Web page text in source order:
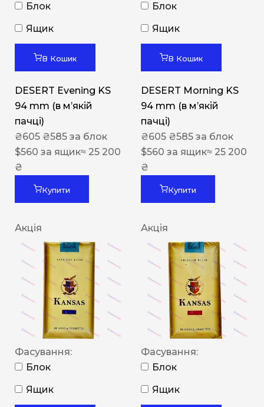
Блок
Ящик
В Кошик
DESERT Evening KS
94 mm (в мʼякій
пачці)
₴605 ₴585 за блок
$560 за ящик≈ 25 200
₴
Купити
Блок
Ящик
В Кошик
DESERT Morning KS
94 mm (в мʼякій
пачці)
₴605 ₴585 за блок
$560 за ящик≈ 25 200
₴
Купити
Акція
Фасування:
Блок
Ящик
Акція
Фасування:
Блок
Ящик